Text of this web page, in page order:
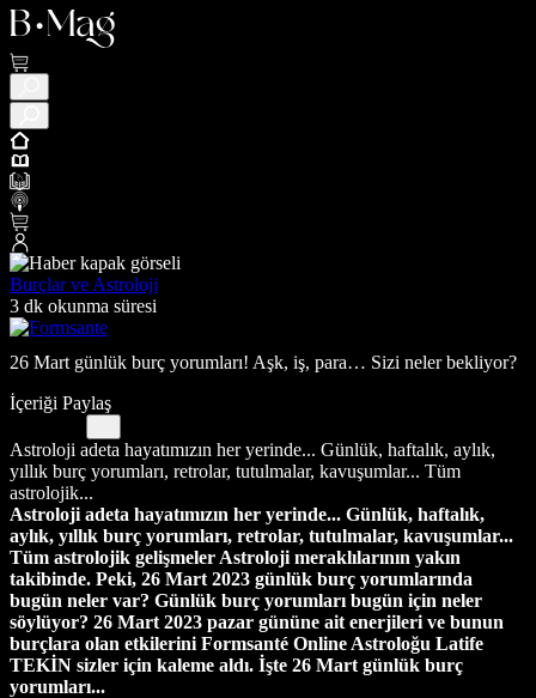
Burçlar ve Astroloji
3 dk okunma süresi
26 Mart günlük burç yorumları! Aşk, iş, para… Sizi neler bekliyor?
İçeriği Paylaş
Astroloji adeta hayatımızın her yerinde... Günlük, haftalık, aylık,
yıllık burç yorumları, retrolar, tutulmalar, kavuşumlar... Tüm
astrolojik...
Astroloji adeta hayatımızın her yerinde... Günlük, haftalık,
aylık, yıllık burç yorumları, retrolar, tutulmalar, kavuşumlar...
Tüm astrolojik gelişmeler Astroloji meraklılarının yakın
takibinde. Peki, 26 Mart 2023 günlük burç yorumlarında
bugün neler var? Günlük burç yorumları bugün için neler
söylüyor? 26 Mart 2023 pazar gününe ait enerjileri ve bunun
burçlara olan etkilerini Formsanté Online Astroloğu Latife
TEKİN sizler için kaleme aldı. İşte 26 Mart günlük burç
yorumları...